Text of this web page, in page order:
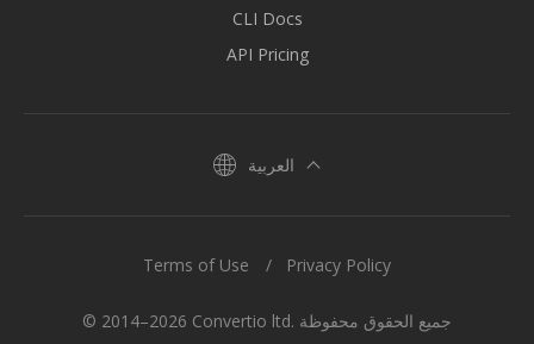
CLI Docs
API Pricing
العربية
© 2014–2026 Convertio ltd. جميع الحقوق محفوظة
Terms of Use Privacy Policy